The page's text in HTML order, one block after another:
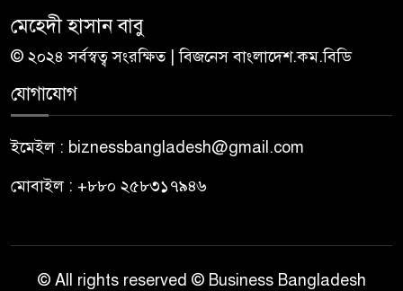
মেহেদী হাসান বাবু
© ২০২৪ সর্বস্বত্ব সংরক্ষিত | বিজনেস বাংলাদেশ.কম.বিডি
যোগাযোগ
ইমেইল : biznessbangladesh@gmail.com
মোবাইল : +৮৮০ ২৫৮৩১৭৯৪৬
© All rights reserved © Business Bangladesh